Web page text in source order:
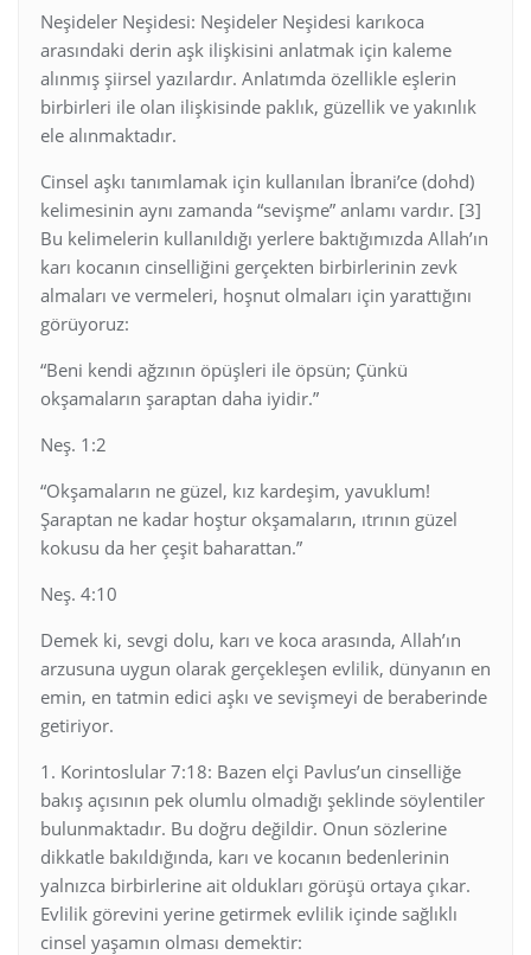
Neşideler Neşidesi: Neşideler Neşidesi karıkoca
arasındaki derin aşk ilişkisini anlatmak için kaleme
alınmış şiirsel yazılardır. Anlatımda özellikle eşlerin
birbirleri ile olan ilişkisinde paklık, güzellik ve yakınlık
ele alınmaktadır.
Cinsel aşkı tanımlamak için kullanılan İbrani’ce (dohd)
kelimesinin aynı zamanda “sevişme” anlamı vardır. [3]
Bu kelimelerin kullanıldığı yerlere baktığımızda Allah’ın
karı kocanın cinselliğini gerçekten birbirlerinin zevk
almaları ve vermeleri, hoşnut olmaları için yarattığını
görüyoruz:
“Beni kendi ağzının öpüşleri ile öpsün; Çünkü
okşamaların şaraptan daha iyidir.”
Neş. 1:2
“Okşamaların ne güzel, kız kardeşim, yavuklum!
Şaraptan ne kadar hoştur okşamaların, ıtrının güzel
kokusu da her çeşit baharattan.”
Neş. 4:10
Demek ki, sevgi dolu, karı ve koca arasında, Allah’ın
arzusuna uygun olarak gerçekleşen evlilik, dünyanın en
emin, en tatmin edici aşkı ve sevişmeyi de beraberinde
getiriyor.
1. Korintoslular 7:18: Bazen elçi Pavlus’un cinselliğe
bakış açısının pek olumlu olmadığı şeklinde söylentiler
bulunmaktadır. Bu doğru değildir. Onun sözlerine
dikkatle bakıldığında, karı ve kocanın bedenlerinin
yalnızca birbirlerine ait oldukları görüşü ortaya çıkar.
Evlilik görevini yerine getirmek evlilik içinde sağlıklı
cinsel yaşamın olması demektir: